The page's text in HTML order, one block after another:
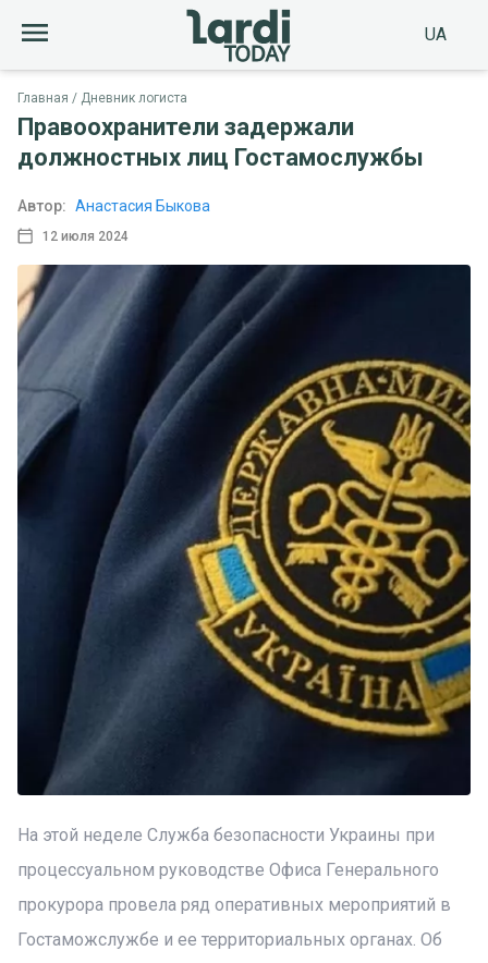
UA
Главная Дневник логиста
Правоохранители задержали
должностных лиц Гостамослужбы
12 июля 2024
Автор: Анастасия Быкова
На этой неделе Служба безопасности Украины при
процессуальном руководстве Офиса Генерального
прокурора провела ряд оперативных мероприятий в
Гостаможслужбе и ее территориальных органах. Об